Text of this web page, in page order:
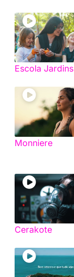
Escola Jardins
Monniere
Cerakote